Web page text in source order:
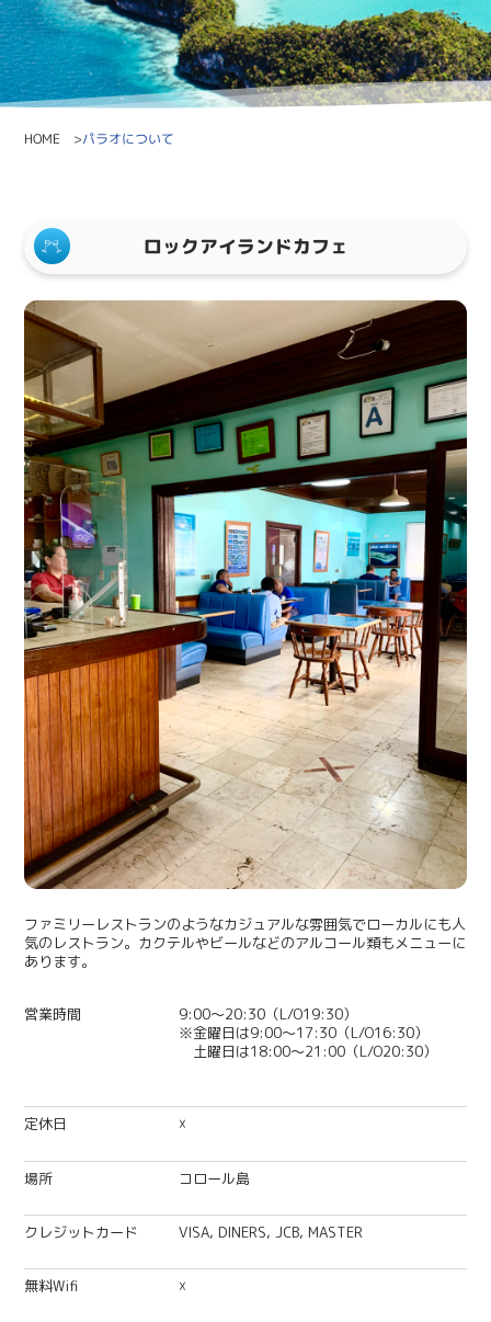
HOME パラオについて
ロックアイランドカフェ
ファミリーレストランのようなカジュアルな雰囲気でローカルにも人
気のレストラン。カクテルやビールなどのアルコール類もメニューに
あります。
営業時間
9:00～20:30（L/O19:30）
※金曜日は9:00～17:30（L/O16:30）
土曜日は18:00～21:00（L/O20:30）
定休日 ☓
場所 コロール島
クレジットカード VISA, DINERS, JCB, MASTER
無料Wifi ☓